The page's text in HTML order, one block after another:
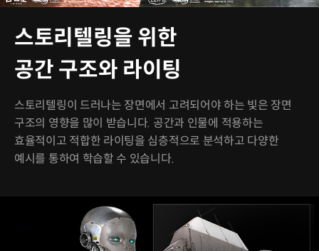
스토리텔링을 위한
공간 구조와 라이팅
스토리텔링이 드러나는 장면에서 고려되어야 하는 빛은 장면
구조의 영향을 많이 받습니다. 공간과 인물에 적용하는
효율적이고 적합한 라이팅을 심층적으로 분석하고 다양한
예시를 통하여 학습할 수 있습니다.